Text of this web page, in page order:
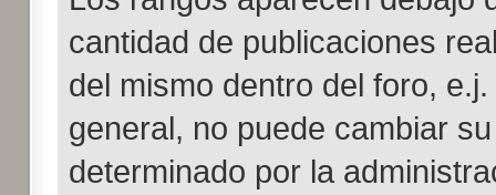
cantidad de publicaciones
del mismo dentro del foro,
general, no puede cambiar
determinado por la